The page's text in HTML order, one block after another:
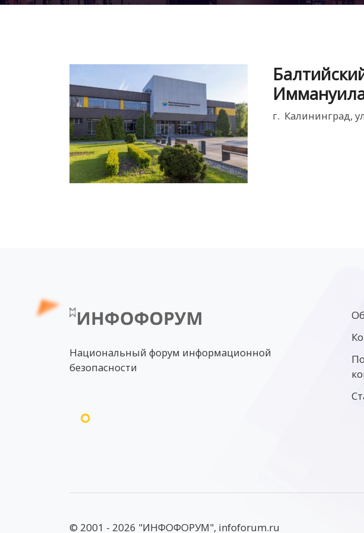
г. Калининград,
Национальный форум информационной
безопасности
© 2001 - 2026 "ИНФОФОРУМ", infoforum.ru